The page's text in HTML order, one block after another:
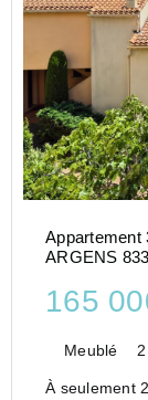
Appartement
ARGENS
165
Meublé
À seulement